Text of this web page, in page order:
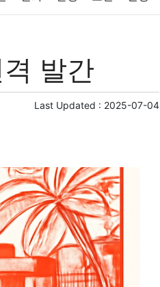
의학 경제 마케팅
발간
Last Updated : 2025-07-04